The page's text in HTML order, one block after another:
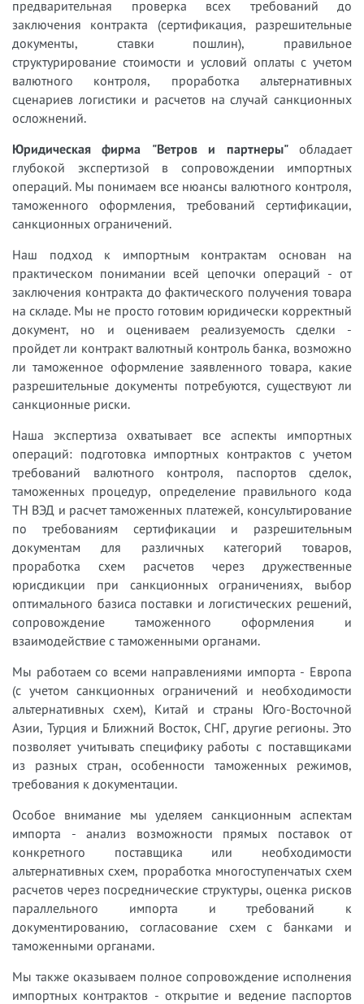
предварительная проверка всех требований до
заключения контракта (сертификация, разрешительные
документы, ставки пошлин), правильное
структурирование стоимости и условий оплаты с учетом
валютного контроля, проработка альтернативных
сценариев логистики и расчетов на случай санкционных
осложнений.
Юридическая фирма "Ветров и партнеры"обладает
глубокой экспертизой в сопровождении импортных
операций. Мы понимаем все нюансы валютного контроля,
таможенного оформления, требований сертификации,
санкционных ограничений.
Наш подход к импортным контрактам основан на
практическом понимании всей цепочки операций - от
заключения контракта до фактического получения товара
на складе. Мы не просто готовим юридически корректный
документ, но и оцениваем реализуемость сделки -
пройдет ли контракт валютный контроль банка, возможно
ли таможенное оформление заявленного товара, какие
разрешительные документы потребуются, существуют ли
санкционные риски.
Наша экспертиза охватывает все аспекты импортных
операций: подготовка импортных контрактов с учетом
требований валютного контроля, паспортов сделок,
таможенных процедур, определение правильного кода
ТН ВЭД и расчет таможенных платежей, консультирование
по требованиям сертификации и разрешительным
документам для различных категорий товаров,
проработка схем расчетов через дружественные
юрисдикции при санкционных ограничениях, выбор
оптимального базиса поставки и логистических решений,
сопровождение таможенного оформления и
взаимодействие с таможенными органами.
Мы работаем со всеми направлениями импорта - Европа
(с учетом санкционных ограничений и необходимости
альтернативных схем), Китай и страны Юго-Восточной
Азии, Турция и Ближний Восток, СНГ, другие регионы. Это
позволяет учитывать специфику работы с поставщиками
из разных стран, особенности таможенных режимов,
требования к документации.
Особое внимание мы уделяем санкционным аспектам
импорта - анализ возможности прямых поставок от
конкретного поставщика или необходимости
альтернативных схем, проработка многоступенчатых схем
расчетов через посреднические структуры, оценка рисков
параллельного импорта и требований к
документированию, согласование схем с банками и
таможенными органами.
Мы также оказываем полное сопровождение исполнения
импортных контрактов - открытие и ведение паспортов